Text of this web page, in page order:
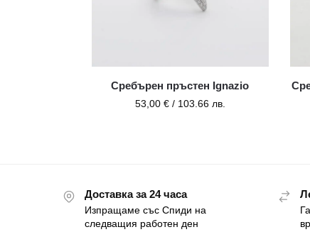
Сребърен пръстен Ignazio
53,00 € / 103.66 лв.
Доставка за 24 часа
Изпращаме със Спиди на
следващия работен ден